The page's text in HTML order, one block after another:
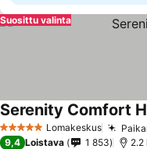
Suosittu valinta
5 TähtiluokitusLomakeskus
Serenity Comfort
9,4 Loistava 1 853 2.2